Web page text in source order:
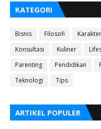
KATEGORI
Bisnis Filosofi Karakter
Konsultasi
Kuliner
Parenting
Pendidikan
Teknologi
Tips
ARTIKEL POPULER